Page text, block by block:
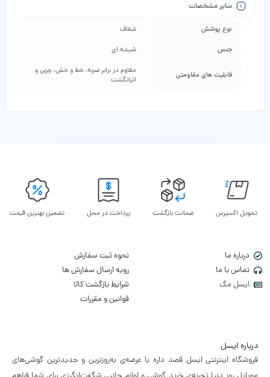
سایر مشخصات
نوع پوشش شفاف
جنس شیشه ای
قابلیت‌ های مقاومتی
مقاوم در برابر ضربه، خط و خش، چربی و
اثرانگشت
تحویل اکسپرس ضمانت بازگشت پرداخت در محل تضمین بهترین قیمت
درباره ما
تماس با ما
ایسل مگ
نحوه ثبت سفارش
رویه ارسال سفارش ها
شرایط بازگشت کالا
قوانین و مقررات
درباره ایسل
فروشگاه اینترنتی ایسل قصد داره با عرضه‌ی به‌روزترین و جدیدترین گوشی‌های